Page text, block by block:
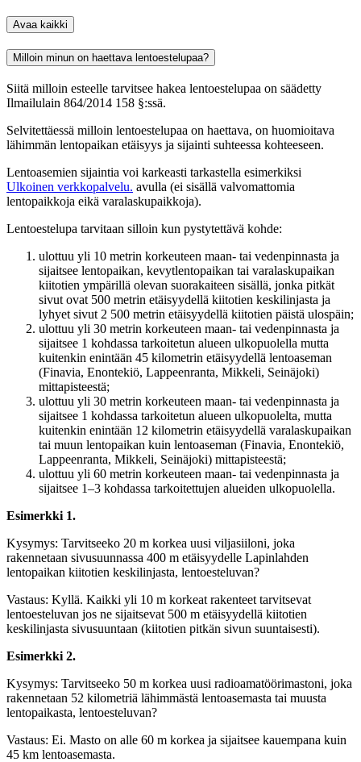
Avaa kaikki
Milloin minun on haettava lentoestelupaa?
Siitä milloin esteelle tarvitsee hakea lentoestelupaa on säädetty
Ilmailulain 864/2014 158 §:ssä.
Selvitettäessä milloin lentoestelupaa on haettava, on huomioitava
lähimmän lentopaikan etäisyys ja sijainti suhteessa kohteeseen.
Lentoasemien sijaintia voi karkeasti tarkastella esimerkiksi
Ulkoinen verkkopalvelu. avulla (ei sisällä valvomattomia
lentopaikkoja eikä varalaskupaikkoja).
Lentoestelupa tarvitaan silloin kun pystytettävä kohde:
ulottuu yli 10 metrin korkeuteen maan- tai vedenpinnasta ja
sijaitsee lentopaikan, kevytlentopaikan tai varalaskupaikan
kiitotien ympärillä olevan suorakaiteen sisällä, jonka pitkät
sivut ovat 500 metrin etäisyydellä kiitotien keskilinjasta ja
lyhyet sivut 2 500 metrin etäisyydellä kiitotien päistä ulospäin;
ulottuu yli 30 metrin korkeuteen maan- tai vedenpinnasta ja
sijaitsee 1 kohdassa tarkoitetun alueen ulkopuolella mutta
kuitenkin enintään 45 kilometrin etäisyydellä lentoaseman
(Finavia, Enontekiö, Lappeenranta, Mikkeli, Seinäjoki)
mittapisteestä;
ulottuu yli 30 metrin korkeuteen maan- tai vedenpinnasta ja
sijaitsee 1 kohdassa tarkoitetun alueen ulkopuolelta, mutta
kuitenkin enintään 12 kilometrin etäisyydellä varalaskupaikan
tai muun lentopaikan kuin lentoaseman (Finavia, Enontekiö,
Lappeenranta, Mikkeli, Seinäjoki) mittapisteestä;
ulottuu yli 60 metrin korkeuteen maan- tai vedenpinnasta ja
sijaitsee 1–3 kohdassa tarkoitettujen alueiden ulkopuolella.
Esimerkki 1.
Kysymys: Tarvitseeko 20 m korkea uusi viljasiiloni, joka
rakennetaan sivusuunnassa 400 m etäisyydelle Lapinlahden
lentopaikan kiitotien keskilinjasta, lentoesteluvan?
Vastaus: Kyllä. Kaikki yli 10 m korkeat rakenteet tarvitsevat
lentoesteluvan jos ne sijaitsevat 500 m etäisyydellä kiitotien
keskilinjasta sivusuuntaan (kiitotien pitkän sivun suuntaisesti).
Esimerkki 2.
Kysymys: Tarvitseeko 50 m korkea uusi radioamatöörimastoni, joka
rakennetaan 52 kilometriä lähimmästä lentoasemasta tai muusta
lentopaikasta, lentoesteluvan?
Vastaus: Ei. Masto on alle 60 m korkea ja sijaitsee kauempana kuin
45 km lentoasemasta.